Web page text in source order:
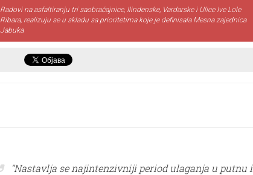
Radovi na asfaltiranju tri saobraćajnice, Ilindenske, Vardarske i Ulice Ive Lole
Ribara, realizuju se u skladu sa prioritetima koje je definisala Mesna zajednica
Jabuka
“Nastavlja se najintenzivniji period ulaganja u